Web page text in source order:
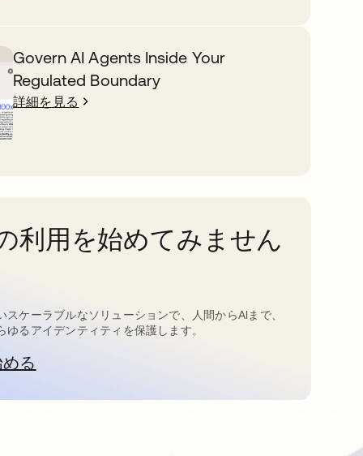
Govern AI Agents Inside Your
Regulated Boundary
詳細を見る
利用を始めてみません
スケーラブルなソリューションで、人間からAIまで、
ゆるアイデンティティを保護します。
る
いタブで開く